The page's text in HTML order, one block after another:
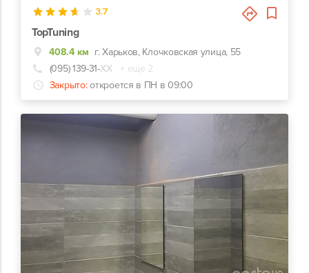
3.7
TopTuning
408.4 км г. Харьков, Клочковская улица, 55
(095) 139-31-ХХ
+ еще 2
Закрыто: откроется в ПН в 09:00